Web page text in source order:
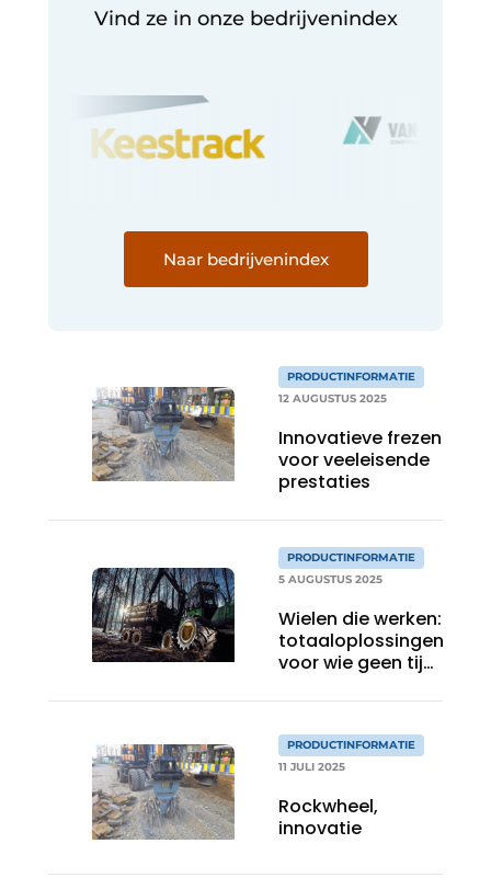
Vind ze in onze bedrijvenindex
Naar bedrijvenindex
PRODUCTINFORMATIE
12 AUGUSTUS 2025
Innovatieve frezen
voor veeleisende
prestaties
PRODUCTINFORMATIE
5 AUGUSTUS 2025
Wielen die werken:
totaaloplossingen
voor wie geen tijd
PRODUCTINFORMATIE
11 JULI 2025
Rockwheel,
innovatie